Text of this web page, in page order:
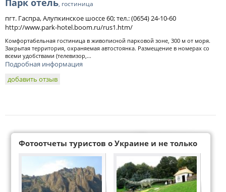
Парк отель, гостиница
пгт. Гаспра, Алупкинское шоссе 60; тел.: (0654) 24-10-60
http://www.park-hotel.boom.ru/rus1.htm/
Комфортабельная гостиница в живописной парковой зоне, 300 м от моря.
Закрытая территория, охраняемая автостоянка. Размещение в номерах со
всеми удобствами (телевизор,...
Подробная информация
добавить отзыв
Фотоотчеты туристов о Украине и не только